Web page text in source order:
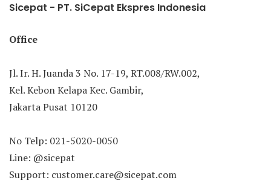
Sicepat - PT. SiCepat Ekspres Indonesia
Office
Jl. Ir. H. Juanda 3 No. 17-19, RT.008/RW.002,
Kel. Kebon Kelapa Kec. Gambir,
Jakarta Pusat 10120
No Telp: 021-5020-0050
Line: @sicepat
Support: customer.care@sicepat.com